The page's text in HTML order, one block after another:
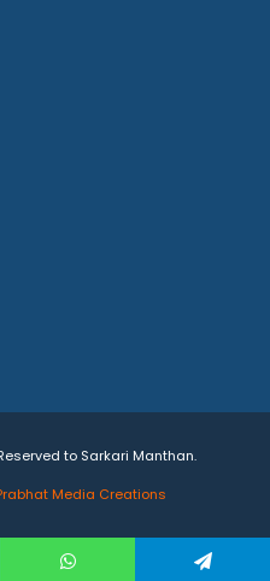
to Sarkari Manthan.
Media Creations